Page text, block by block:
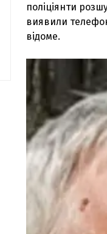
поліціянти
виявили
відоме.